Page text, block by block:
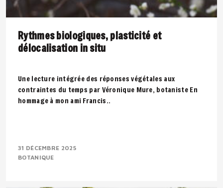
Rythmes biologiques, plasticité et
délocalisation in situ
Une lecture intégrée des réponses végétales aux
contraintes du temps par Véronique Mure, botaniste En
hommage à mon ami Francis..
31 DÉCEMBRE 2025
BOTANIQUE